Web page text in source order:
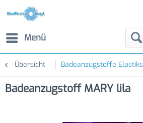
Menü
Übersicht Badeanzugstoffe
Badeanzugstoff MARY lila